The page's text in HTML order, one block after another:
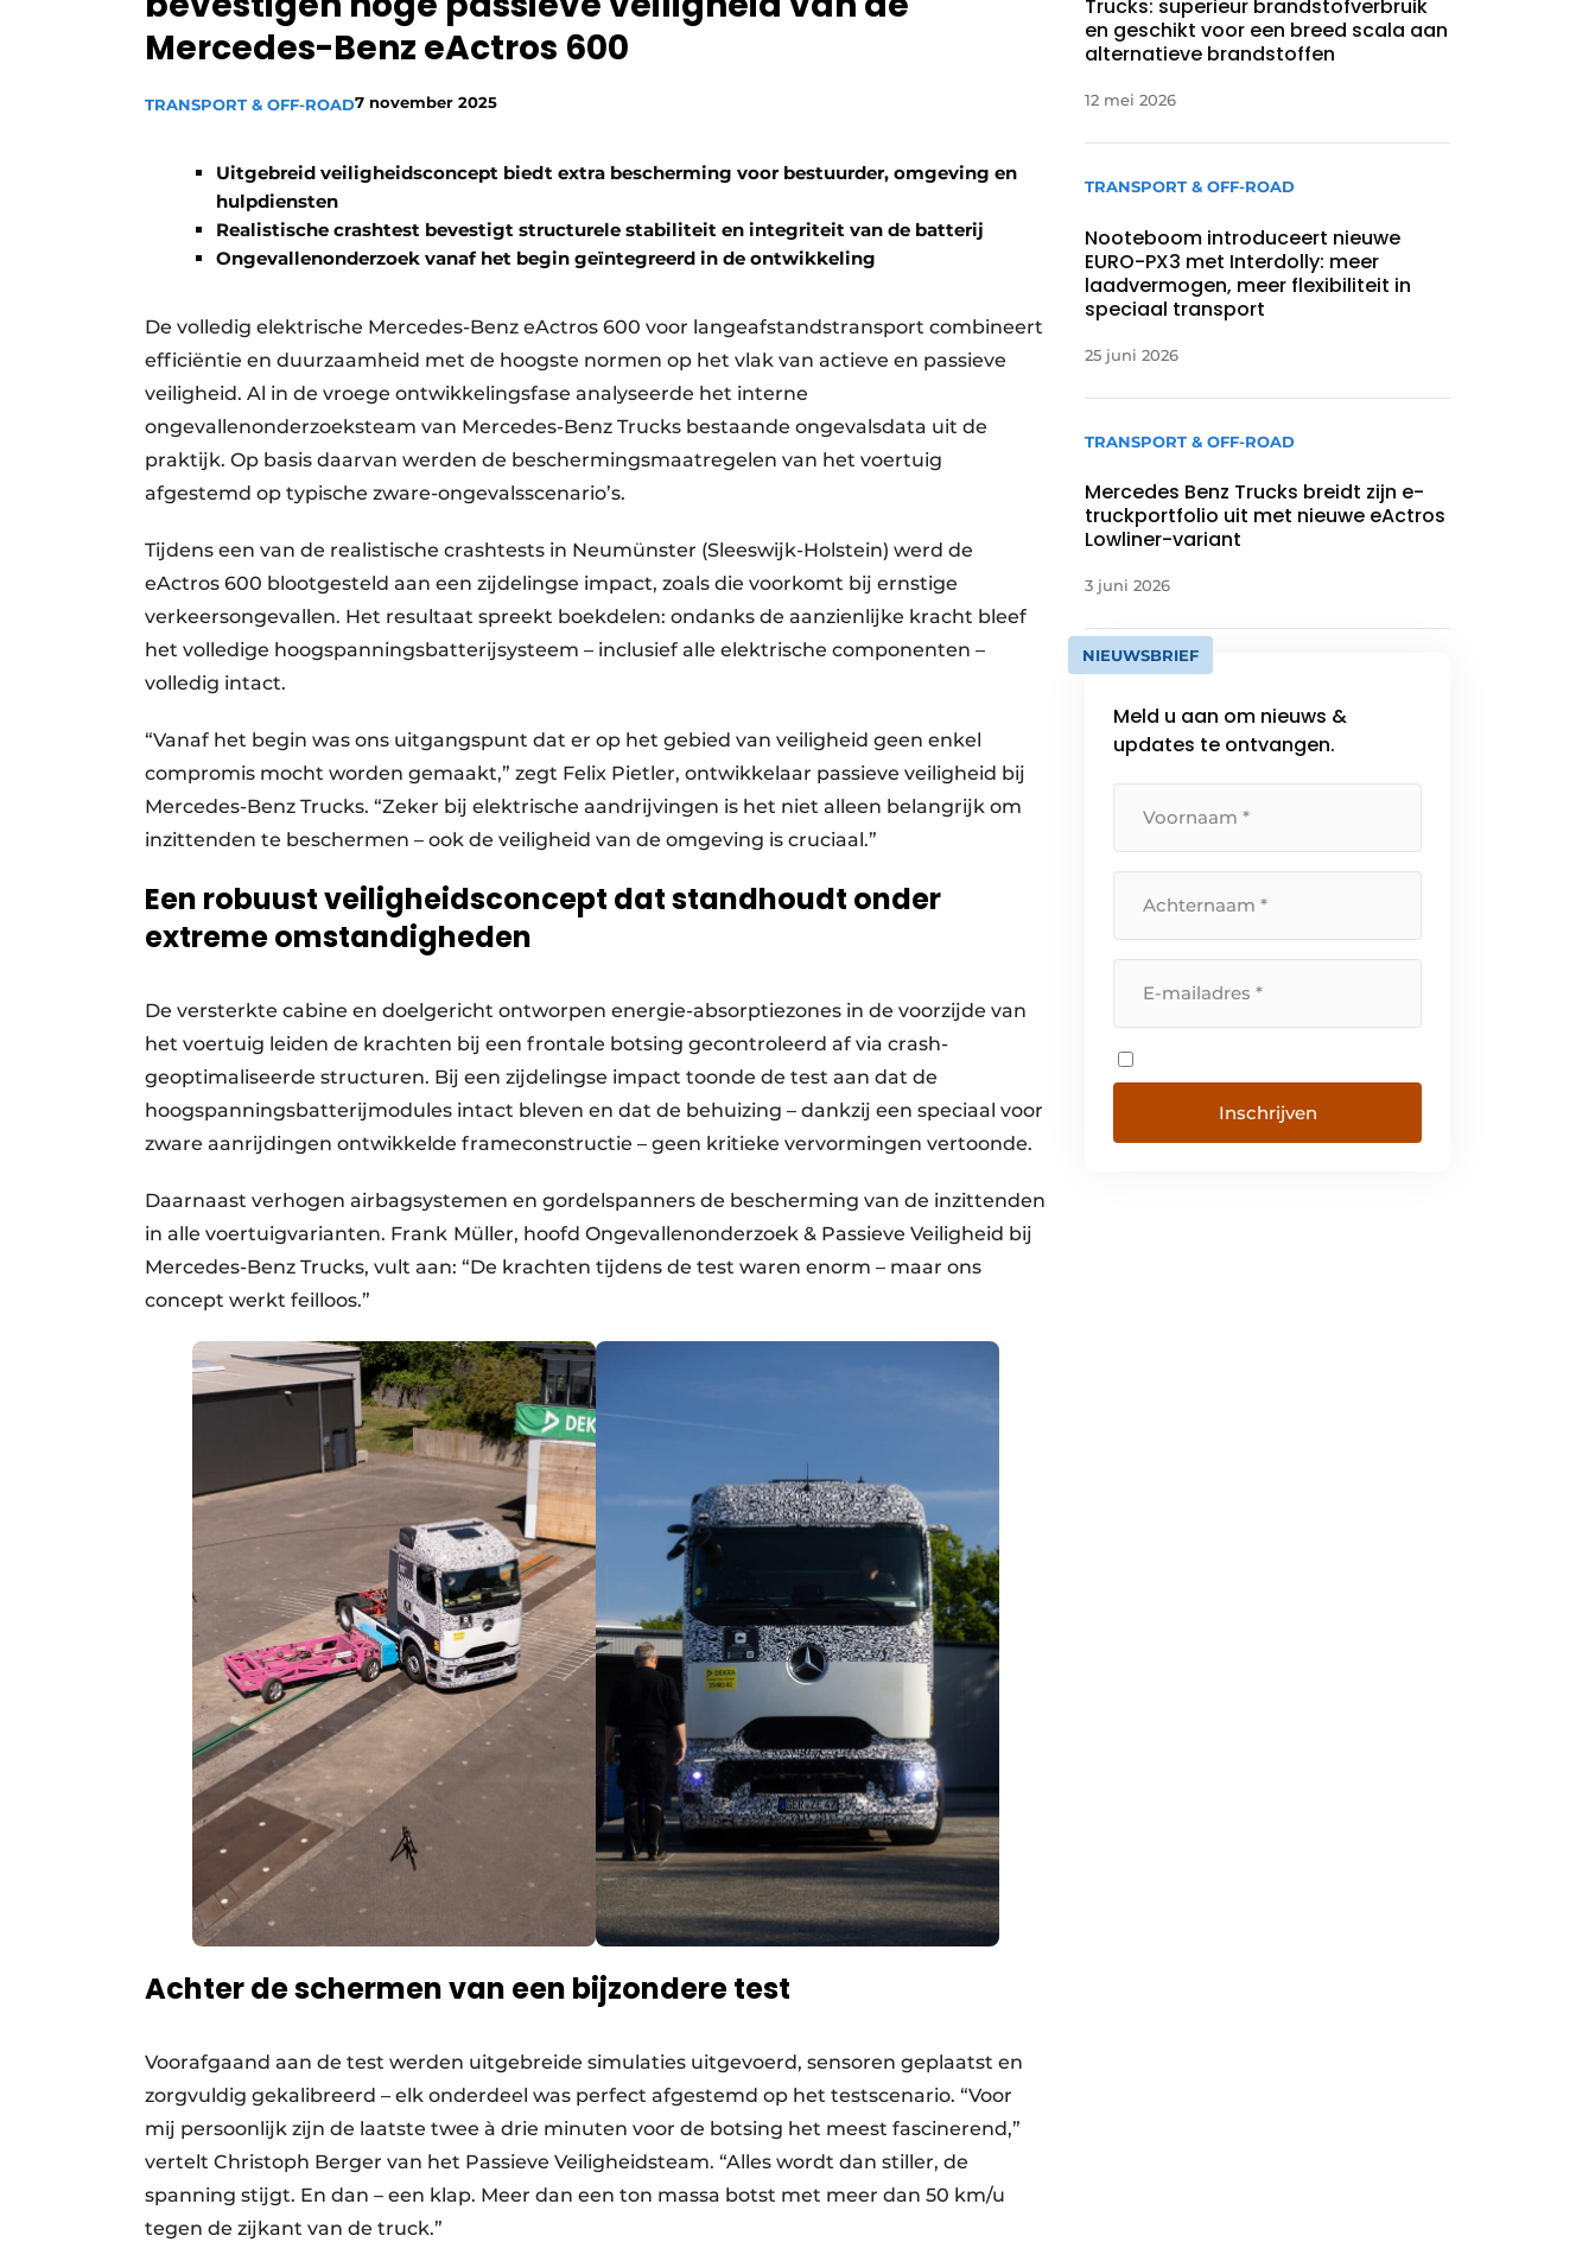
Vacature aanmelden
Vacatures
Video’s
Mercedes-Benz eActros 600
TRANSPORT & OFF-ROAD7 november 2025
Uitgebreid veiligheidsconcept biedt extra bescherming voor bestuurder, omgeving en
hulpdiensten
Realistische crashtest bevestigt structurele stabiliteit en integriteit van de batterij
Ongevallenonderzoek vanaf het begin geïntegreerd in de ontwikkeling
De volledig elektrische Mercedes-Benz eActros 600 voor langeafstandstransport combineert
efficiëntie en duurzaamheid met de hoogste normen op het vlak van actieve en passieve
veiligheid. Al in de vroege ontwikkelingsfase analyseerde het interne
ongevallenonderzoeksteam van Mercedes-Benz Trucks bestaande ongevalsdata uit de
praktijk. Op basis daarvan werden de beschermingsmaatregelen van het voertuig
afgestemd op typische zware-ongevalsscenario’s.
Tijdens een van de realistische crashtests in Neumünster (Sleeswijk-Holstein) werd de
eActros 600 blootgesteld aan een zijdelingse impact, zoals die voorkomt bij ernstige
verkeersongevallen. Het resultaat spreekt boekdelen: ondanks de aanzienlijke kracht bleef
het volledige hoogspanningsbatterijsysteem – inclusief alle elektrische componenten –
volledig intact.
“Vanaf het begin was ons uitgangspunt dat er op het gebied van veiligheid geen enkel
compromis mocht worden gemaakt,” zegt Felix Pietler, ontwikkelaar passieve veiligheid bij
Mercedes-Benz Trucks. “Zeker bij elektrische aandrijvingen is het niet alleen belangrijk om
inzittenden te beschermen – ook de veiligheid van de omgeving is cruciaal.”
Een robuust veiligheidsconcept dat standhoudt onder
extreme omstandigheden
De versterkte cabine en doelgericht ontworpen energie-absorptiezones in de voorzijde van
het voertuig leiden de krachten bij een frontale botsing gecontroleerd af via crash-
geoptimaliseerde structuren. Bij een zijdelingse impact toonde de test aan dat de
hoogspanningsbatterijmodules intact bleven en dat de behuizing – dankzij een speciaal voor
zware aanrijdingen ontwikkelde frameconstructie – geen kritieke vervormingen vertoonde.
Daarnaast verhogen airbagsystemen en gordelspanners de bescherming van de inzittenden
in alle voertuigvarianten. Frank Müller, hoofd Ongevallenonderzoek & Passieve Veiligheid bij
Mercedes-Benz Trucks, vult aan: “De krachten tijdens de test waren enorm – maar ons
concept werkt feilloos.”
Achter de schermen van een bijzondere test
Voorafgaand aan de test werden uitgebreide simulaties uitgevoerd, sensoren geplaatst en
zorgvuldig gekalibreerd – elk onderdeel was perfect afgestemd op het testscenario. “Voor
mij persoonlijk zijn de laatste twee à drie minuten voor de botsing het meest fascinerend,”
vertelt Christoph Berger van het Passieve Veiligheidsteam. “Alles wordt dan stiller, de
spanning stijgt. En dan – een klap. Meer dan een ton massa botst met meer dan 50 km/u
tegen de zijkant van de truck.”
Trucks: superieur brandstofverbruik
en geschikt voor een breed scala aan
alternatieve brandstoffen
12 mei 2026
TRANSPORT & OFF-ROAD
Nooteboom introduceert nieuwe
EURO-PX3 met Interdolly: meer
laadvermogen, meer flexibiliteit in
speciaal transport
25 juni 2026
TRANSPORT & OFF-ROAD
Mercedes Benz Trucks breidt zijn e-
truckportfolio uit met nieuwe eActros
Lowliner-variant
3 juni 2026
NIEUWSBRIEF
Meld u aan om nieuws &
updates te ontvangen.